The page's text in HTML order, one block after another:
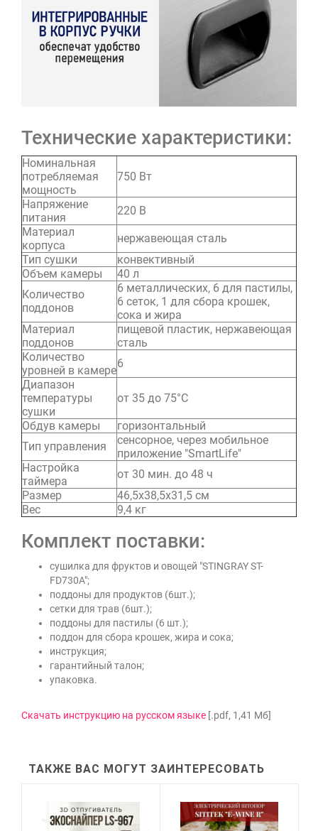
Технические характеристики:
Номинальная
потребляемая
мощность
750 Вт
Напряжение
питания
220 В
Материал
корпуса
нержавеющая сталь
Тип сушки
конвективный
Объем камеры
40 л
Количество
поддонов
6 металлических, 6 для пастилы,
6 сеток, 1 для сбора крошек,
сока и жира
Материал
поддонов
пищевой пластик, нержавеющая
сталь
Количество
уровней в камере
6
Диапазон
температуры
сушки
от 35 до 75°С
Обдув камеры
горизонтальный
Тип управления
сенсорное, через мобильное
приложение "SmartLife"
Настройка
таймера
от 30 мин. до 48 ч
Размер
46,5х38,5х31,5 см
Вес
9,4 кг
Комплект поставки:
сушилка для фруктов и овощей "STINGRAY ST-
FD730A";
поддоны для продуктов (6шт.);
сетки для трав (6шт.);
поддоны для пастилы (6 шт.);
поддон для сбора крошек, жира и сока;
инструкция;
гарантийный талон;
упаковка.
Скачать инструкцию на русском языке [.pdf, 1,41 Мб]
ТАКЖЕ ВАС МОГУТ ЗАИНТЕРЕСОВАТЬ